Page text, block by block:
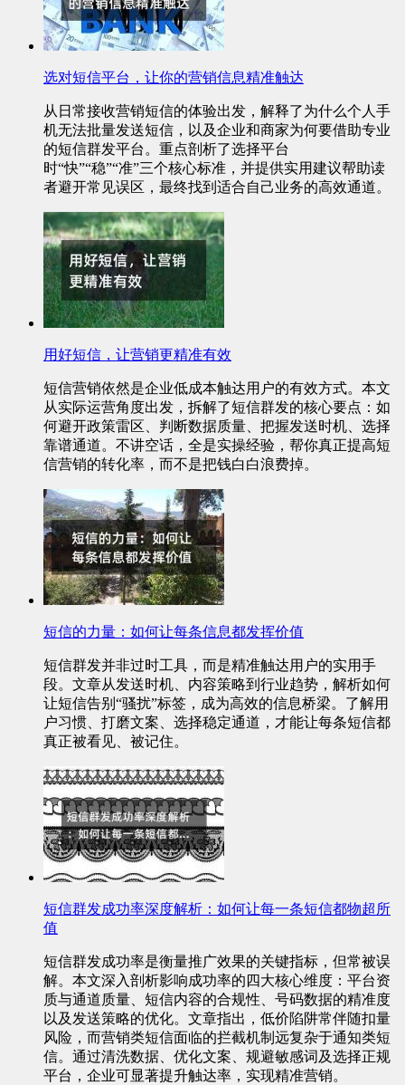
选对短信平台，让你的营销信息精准触达
从日常接收营销短信的体验出发，解释了为什么个人手
机无法批量发送短信，以及企业和商家为何要借助专业
的短信群发平台。重点剖析了选择平台
时“快”“稳”“准”三个核心标准，并提供实用建议帮助读
者避开常见误区，最终找到适合自己业务的高效通道。
用好短信，让营销更精准有效
短信营销依然是企业低成本触达用户的有效方式。本文
从实际运营角度出发，拆解了短信群发的核心要点：如
何避开政策雷区、判断数据质量、把握发送时机、选择
靠谱通道。不讲空话，全是实操经验，帮你真正提高短
信营销的转化率，而不是把钱白白浪费掉。
短信的力量：如何让每条信息都发挥价值
短信群发并非过时工具，而是精准触达用户的实用手
段。文章从发送时机、内容策略到行业趋势，解析如何
让短信告别“骚扰”标签，成为高效的信息桥梁。了解用
户习惯、打磨文案、选择稳定通道，才能让每条短信都
真正被看见、被记住。
短信群发成功率深度解析：如何让每一条短信都物超所
值
短信群发成功率是衡量推广效果的关键指标，但常被误
解。本文深入剖析影响成功率的四大核心维度：平台资
质与通道质量、短信内容的合规性、号码数据的精准度
以及发送策略的优化。文章指出，低价陷阱常伴随扣量
风险，而营销类短信面临的拦截机制远复杂于通知类短
信。通过清洗数据、优化文案、规避敏感词及选择正规
平台，企业可显著提升触达率，实现精准营销。